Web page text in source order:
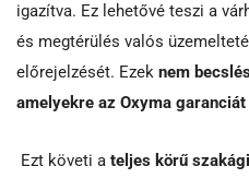
igazítva. Ez lehetővé teszi a
és megtérülés valós
előrejelzését. Ezek nem
amelyekre az Oxyma garanciát
Ezt követi a teljes körű